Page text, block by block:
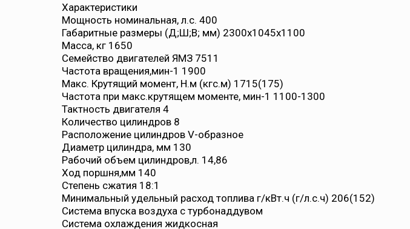
Характеристики
Мощность номинальная, л.с. 400
Габаритные размеры (Д;Ш;В; мм) 2300x1045x1100
Масса, кг 1650
Семейство двигателей ЯМЗ 7511
Частота вращения,мин-1 1900
Макс. Крутящий момент, Н.м (кгс.м) 1715(175)
Частота при макс.крутящем моменте, мин-1 1100-1300
Тактность двигателя 4
Количество цилиндров 8
Расположение цилиндров V-образное
Диаметр цилиндра, мм 130
Рабочий объем цилиндров,л. 14,86
Ход поршня,мм 140
Степень сжатия 18:1
Минимальный удельный расход топлива г/кВт.ч (г/л.с.ч) 206(152)
Система впуска воздуха с турбонаддувом
Система охлаждения жидкосная